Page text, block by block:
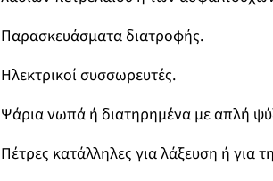
Παρασκευάσματα διατροφής.
Ηλεκτρικοί συσσωρευτές.
Ψάρια νωπά ή διατηρημένα με απλή
Πέτρες κατάλληλες για λάξευση ή για